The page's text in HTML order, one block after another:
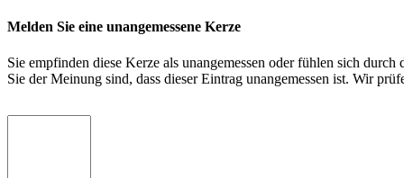
Melden Sie eine unangemessene Kerze
Sie empfinden diese Kerze als unangemessen oder fühlen sich
Sie der Meinung sind, dass dieser Eintrag unangemessen ist. Wir